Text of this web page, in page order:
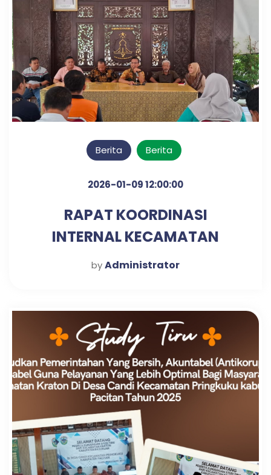
Berita Berita
2026-01-09 12:00:00
RAPAT KOORDINASI
INTERNAL KECAMATAN
KRATON UNTUK PENGUATAN
byAdministrator